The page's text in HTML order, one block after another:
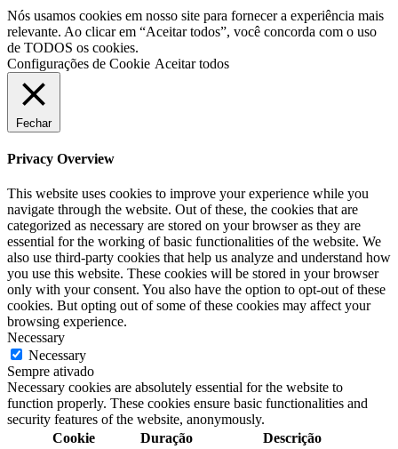
Nós usamos cookies em nosso site para fornecer a experiência mais
relevante. Ao clicar em “Aceitar todos”, você concorda com o uso
de TODOS os cookies.
Configurações de Cookie Aceitar todos
Fechar
Privacy Overview
This website uses cookies to improve your experience while you
navigate through the website. Out of these, the cookies that are
categorized as necessary are stored on your browser as they are
essential for the working of basic functionalities of the website. We
also use third-party cookies that help us analyze and understand how
you use this website. These cookies will be stored in your browser
only with your consent. You also have the option to opt-out of these
cookies. But opting out of some of these cookies may affect your
browsing experience.
Necessary
Necessary
Sempre ativado
Necessary cookies are absolutely essential for the website to
function properly. These cookies ensure basic functionalities and
security features of the website, anonymously.
Cookie
Duração Descrição